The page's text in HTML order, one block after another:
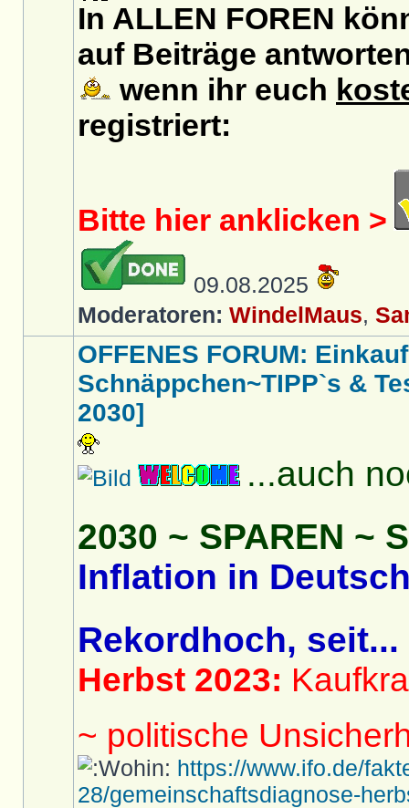
In ALLEN FOREN
auf Beiträge
wenn ihr euch
registriert:
Bitte hier anklicken >
09.08.2025
Moderatoren: WindelMaus,
OFFENES FORUM:
Schnäppchen~TIPP`s &
2030]
...auch
2030 ~ SPAREN ~
Inflation in
Rekordhoch, seit...
Herbst 2023:
~ politische
https://www.ifo.de/
28/gemeinschaftsdiagnose-